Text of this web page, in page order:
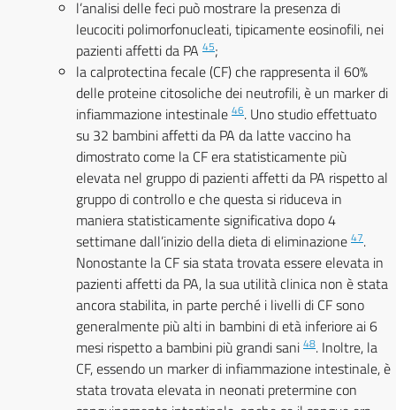
l’analisi delle feci può mostrare la presenza di
leucociti polimorfonucleati, tipicamente eosinofili, nei
pazienti affetti da PA 45;
la calprotectina fecale (CF) che rappresenta il 60%
delle proteine citosoliche dei neutrofili, è un marker di
infiammazione intestinale 46. Uno studio effettuato
su 32 bambini affetti da PA da latte vaccino ha
dimostrato come la CF era statisticamente più
elevata nel gruppo di pazienti affetti da PA rispetto al
gruppo di controllo e che questa si riduceva in
maniera statisticamente significativa dopo 4
settimane dall’inizio della dieta di eliminazione 47.
Nonostante la CF sia stata trovata essere elevata in
pazienti affetti da PA, la sua utilità clinica non è stata
ancora stabilita, in parte perché i livelli di CF sono
generalmente più alti in bambini di età inferiore ai 6
mesi rispetto a bambini più grandi sani 48. Inoltre, la
CF, essendo un marker di infiammazione intestinale, è
stata trovata elevata in neonati pretermine con